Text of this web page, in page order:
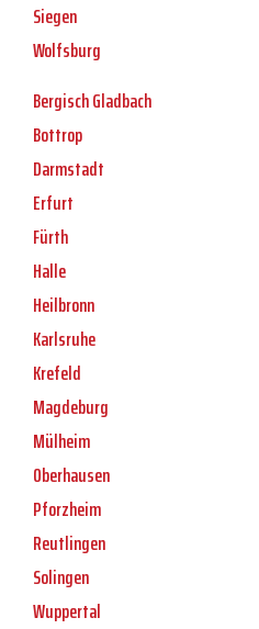
Siegen
Wolfsburg
Bergisch Gladbach
Bottrop
Darmstadt
Erfurt
Fürth
Halle
Heilbronn
Karlsruhe
Krefeld
Magdeburg
Mülheim
Oberhausen
Pforzheim
Reutlingen
Solingen
Wuppertal